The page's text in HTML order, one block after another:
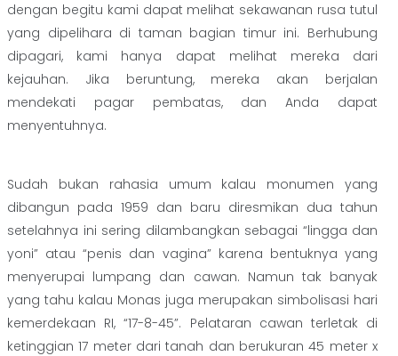
dengan begitu kami dapat melihat sekawanan rusa tutul
yang dipelihara di taman bagian timur ini. Berhubung
dipagari, kami hanya dapat melihat mereka dari
kejauhan. Jika beruntung, mereka akan berjalan
mendekati pagar pembatas, dan Anda dapat
menyentuhnya.
Sudah bukan rahasia umum kalau monumen yang
dibangun pada 1959 dan baru diresmikan dua tahun
setelahnya ini sering dilambangkan sebagai “lingga dan
yoni” atau “penis dan vagina” karena bentuknya yang
menyerupai lumpang dan cawan. Namun tak banyak
yang tahu kalau Monas juga merupakan simbolisasi hari
kemerdekaan RI, “17-8-45”. Pelataran cawan terletak di
ketinggian 17 meter dari tanah dan berukuran 45 meter x